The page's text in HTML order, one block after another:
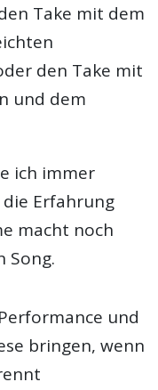
Take mit dem
den Take mit
und dem
ich immer
die Erfahrung
macht noch
Song.
und
bringen, wenn